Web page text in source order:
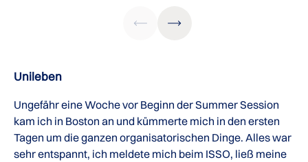
Unileben
Ungefähr eine Woche vor Beginn der Summer Session
kam ich in Boston an und kümmerte mich in den ersten
Tagen um die ganzen organisatorischen Dinge. Alles war
sehr entspannt, ich meldete mich beim ISSO, ließ meine